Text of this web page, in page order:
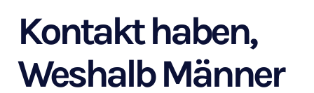
Kontakt haben,
Weshalb Männer